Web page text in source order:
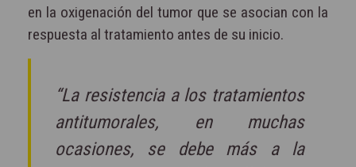
en la oxigenación del tumor que se asocian con la
respuesta al tratamiento antes de su inicio.
“La resistencia a los tratamientos
antitumorales, en muchas
ocasiones, se debe más a la